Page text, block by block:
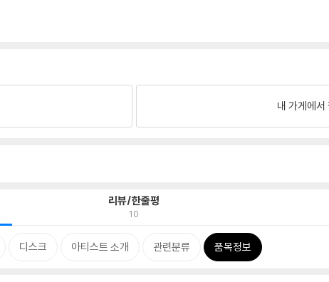
내 가게에서
리뷰/한줄평
10
디스크 아티스트 소개 관련분류 품목정보